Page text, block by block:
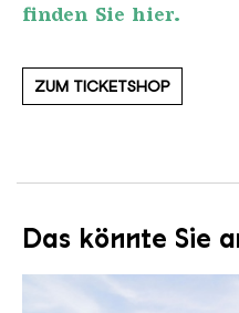
finden Sie hier.
ZUM TICKETSHOP
Das könnte Sie